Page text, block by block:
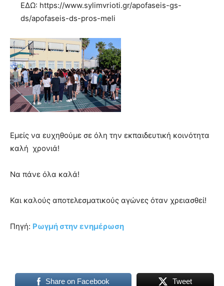
ΕΔΩ: https://www.sylimvrioti.gr/apofaseis-gs-
ds/apofaseis-ds-pros-meli
Εμείς να ευχηθούμε σε όλη την εκπαιδευτική κοινότητα
καλή χρονιά!
Να πάνε όλα καλά!
Και καλούς αποτελεσματικούς αγώνες όταν χρειασθεί!
Πηγή: Ρωγμή στην ενημέρωση
Share on Facebook Tweet